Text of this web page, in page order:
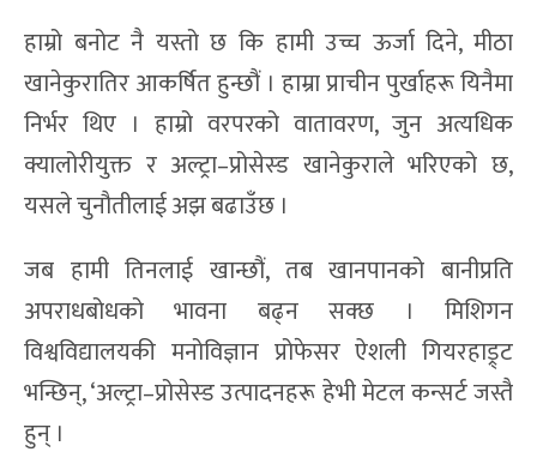
हाम्रो बनोट नै यस्तो छ कि हामी उच्च ऊर्जा दिने, मीठा
खानेकुरातिर आकर्षित हुन्छौं । हाम्रा प्राचीन पुर्खाहरू यिनैमा
निर्भर थिए । हाम्रो वरपरको वातावरण, जुन अत्यधिक
क्यालोरीयुक्त र अल्ट्रा–प्रोसेस्ड खानेकुराले भरिएको छ,
यसले चुनौतीलाई अझ बढाउँछ ।
जब हामी तिनलाई खान्छौं, तब खानपानको बानीप्रति
अपराधबोधको भावना बढ्न सक्छ । मिशिगन
विश्वविद्यालयकी मनोविज्ञान प्रोफेसर ऐशली गियरहाड्र्ट
भन्छिन्, ‘अल्ट्रा–प्रोसेस्ड उत्पादनहरू हेभी मेटल कन्सर्ट जस्तै
हुन् ।